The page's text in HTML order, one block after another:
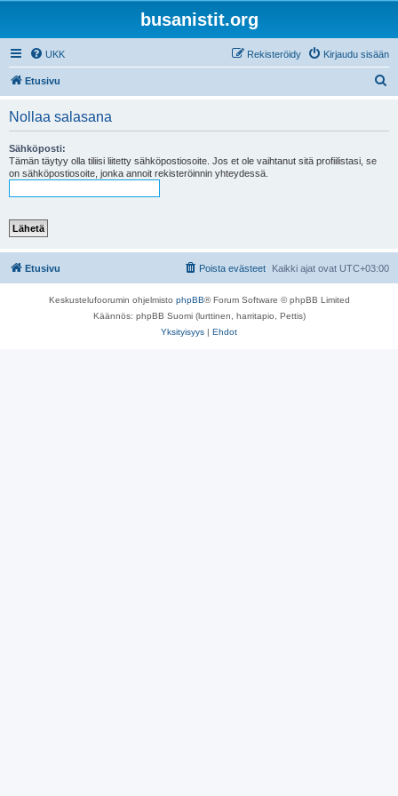
busanistit.org
UKK Kirjaudu sisään
Rekisteröidy
Etusivu
Nollaa salasana
Sähköposti:
Tämän täytyy olla tiliisi liitetty sähköpostiosoite. Jos et ole vaihtanut sitä profiilistasi, se
on sähköpostiosoite, jonka annoit rekisteröinnin yhteydessä.
Etusivu Kaikki ajat ovat UTC+03:00
Poista evästeet
Keskustelufoorumin ohjelmisto phpBB® Forum Software © phpBB Limited
Käännös: phpBB Suomi (lurttinen, harritapio, Pettis)
Yksityisyys | Ehdot